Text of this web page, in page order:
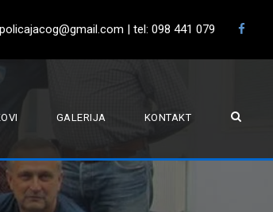
| tel: 098 441 079
GALERIJA KONTAKT